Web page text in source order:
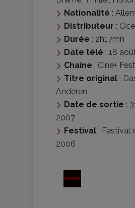
Nationalité :
Distributeur :
Durée : 2h17mn
Date télé : 18
Chaîne : Ciné+
Titre original :
Anderen
Date de sortie :
2007
Festival : Festival
2006